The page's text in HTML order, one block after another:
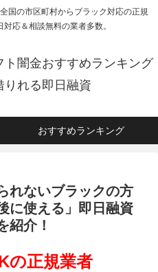
国の市区町村からブラック対応の正規
応＆相談無料の業者多数。
ト闇金おすすめランキング
りれる即日融資
おすすめランキング
れないブラックの方
に使える」即日融資
紹介！
の正規業者